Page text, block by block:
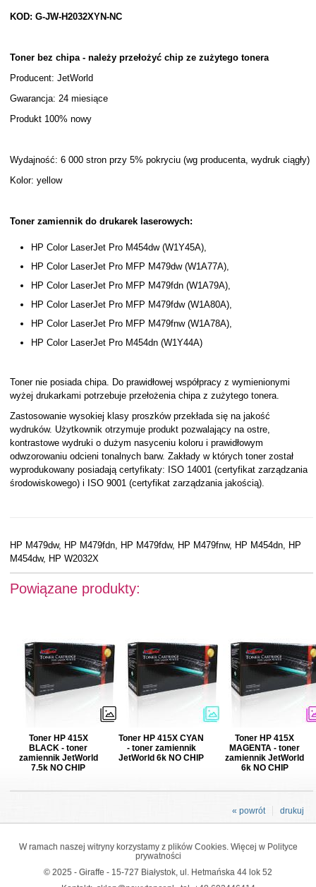
KOD: G-JW-H2032XYN-NC
Toner bez chipa - należy przełożyć chip ze zużytego tonera
Producent: JetWorld
Gwarancja: 24 miesiące
Produkt 100% nowy
Wydajność: 6 000 stron przy 5% pokryciu (wg producenta, wydruk ciągły)
Kolor: yellow
Toner zamiennik do drukarek laserowych:
HP Color LaserJet Pro M454dw (W1Y45A),
HP Color LaserJet Pro MFP M479dw (W1A77A),
HP Color LaserJet Pro MFP M479fdn (W1A79A),
HP Color LaserJet Pro MFP M479fdw (W1A80A),
HP Color LaserJet Pro MFP M479fnw (W1A78A),
HP Color LaserJet Pro M454dn (W1Y44A)
Toner nie posiada chipa. Do prawidłowej współpracy z wymienionymi
wyżej drukarkami potrzebuje przełożenia chipa z zużytego tonera.
Zastosowanie wysokiej klasy proszków przekłada się na jakość
wydruków. Użytkownik otrzymuje produkt pozwalający na ostre,
kontrastowe wydruki o dużym nasyceniu koloru i prawidłowym
odwzorowaniu odcieni tonalnych barw. Zakłady w których toner został
wyprodukowany posiadają certyfikaty: ISO 14001 (certyfikat zarządzania
środowiskowego) i ISO 9001 (certyfikat zarządzania jakością).
HP M479dw, HP M479fdn, HP M479fdw, HP M479fnw, HP M454dn, HP
M454dw, HP W2032X
Powiązane produkty:
Toner HP 415X
BLACK - toner
zamiennik JetWorld
7.5k NO CHIP
Toner HP 415X CYAN
- toner zamiennik
JetWorld 6k NO CHIP
Toner HP 415X
MAGENTA - toner
zamiennik JetWorld
6k NO CHIP
drukuj
« powrót
W ramach naszej witryny korzystamy z plików Cookies. Więcej w Polityce
prywatności
© 2025 - Giraffe - 15-727 Białystok, ul. Hetmańska 44 lok 52